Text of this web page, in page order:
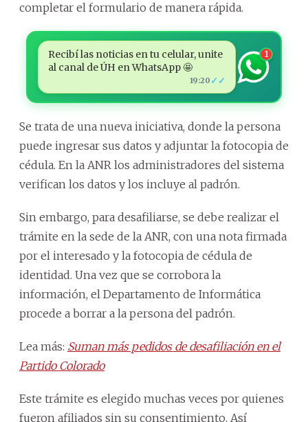
completar el formulario de manera rápida.
Recibí las noticias en tu celular, unite
al canal de ÚH en WhatsApp 🤩
19:20 ✓✓
1
Se trata de una nueva iniciativa, donde la persona
puede ingresar sus datos y adjuntar la fotocopia de
cédula. En la ANR los administradores del sistema
verifican los datos y los incluye al padrón.
Sin embargo, para desafiliarse, se debe realizar el
trámite en la sede de la ANR, con una nota firmada
por el interesado y la fotocopia de cédula de
identidad. Una vez que se corrobora la
información, el Departamento de Informática
procede a borrar a la persona del padrón.
Lea más: Suman más pedidos de desafiliación en el
Partido Colorado
Este trámite es elegido muchas veces por quienes
fueron afiliados sin su consentimiento. Así